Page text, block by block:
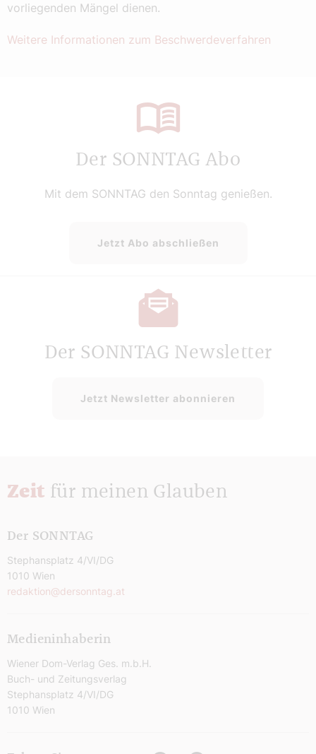
vorliegenden Mängel dienen.
Weitere Informationen zum Beschwerdeverfahren
Der SONNTAG Abo
Mit dem SONNTAG den Sonntag genießen.
Jetzt Abo abschließen
Der SONNTAG Newsletter
Jetzt Newsletter abonnieren
Zeit für meinen Glauben
Der SONNTAG
Stephansplatz 4/VI/DG
1010 Wien
redaktion@dersonntag.at
Medieninhaberin
Wiener Dom-Verlag Ges. m.b.H.
Buch- und Zeitungsverlag
Stephansplatz 4/VI/DG
1010 Wien